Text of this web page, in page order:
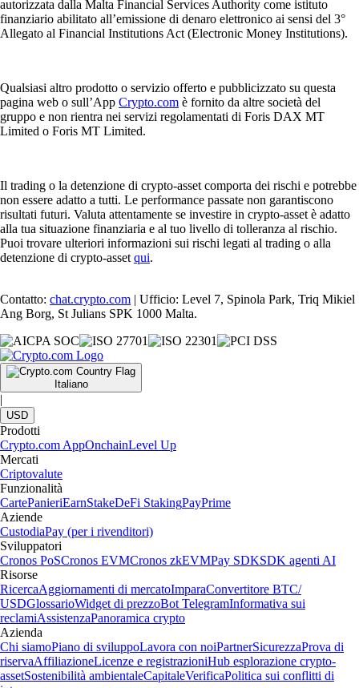
autorizzata dalla Malta Financial Services Authority come istituto
finanziario abilitato all’emissione di denaro elettronico ai sensi del 3°
Allegato al Financial Institutions Act (Electronic Money Institutions).
Qualsiasi altro prodotto o servizio offerto e pubblicizzato su questa
pagina web o sull’App Crypto.com è fornito da altre società del
gruppo e non rientra nei servizi regolamentati di Foris DAX MT
Limited o Foris MT Limited.
Il trading o la detenzione di crypto-asset comporta dei rischi e potrebbe
non essere adatto a tutti. Le performance passate non garantiscono
risultati futuri. Valuta attentamente se investire in crypto-asset è adatto
alla tua situazione finanziaria e al tuo livello di tolleranza al rischio.
Puoi trovare ulteriori informazioni sui rischi legati al trading o alla
detenzione di crypto-asset qui.
Contatto: chat.crypto.com | Ufficio: Level 7, Spinola Park, Triq Mikiel
Ang Borg, St Julians SPK 1000 Malta.
Italiano
|
USD
Prodotti
Crypto.com AppOnchainLevel Up
Mercati
Criptovalute
Funzionalità
CartePanieriEarnStakeDeFi StakingPayPrime
Aziende
CustodiaPay (per i rivenditori)
Sviluppatori
Cronos PoSCronos EVMCronos zkEVMPay SDKSDK agenti AI
Risorse
RicercaAggiornamenti di mercatoImparaConvertitore BTC/
USDGlossarioWidget di prezzoBot TelegramInformativa sui
reclamiAssistenzaPanoramica crypto
Azienda
Chi siamoPiano di sviluppoLavora con noiPartnerSicurezzaProva di
riservaAffiliazioneLicenze e registrazioniHub esplorazione crypto-
assetSostenibilità ambientaleCapitaleVerificaPolitica sui conflitti di